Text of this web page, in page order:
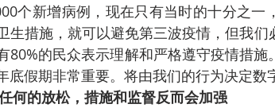
个新增病例，现在只有当时的十分之一
生措施，就可以避免第三波疫情，但我们
80%的民众表示理解和严格遵守疫情措
假期非常重要。将由我们的行为决定数
何的放松，措施和监督反而会加强